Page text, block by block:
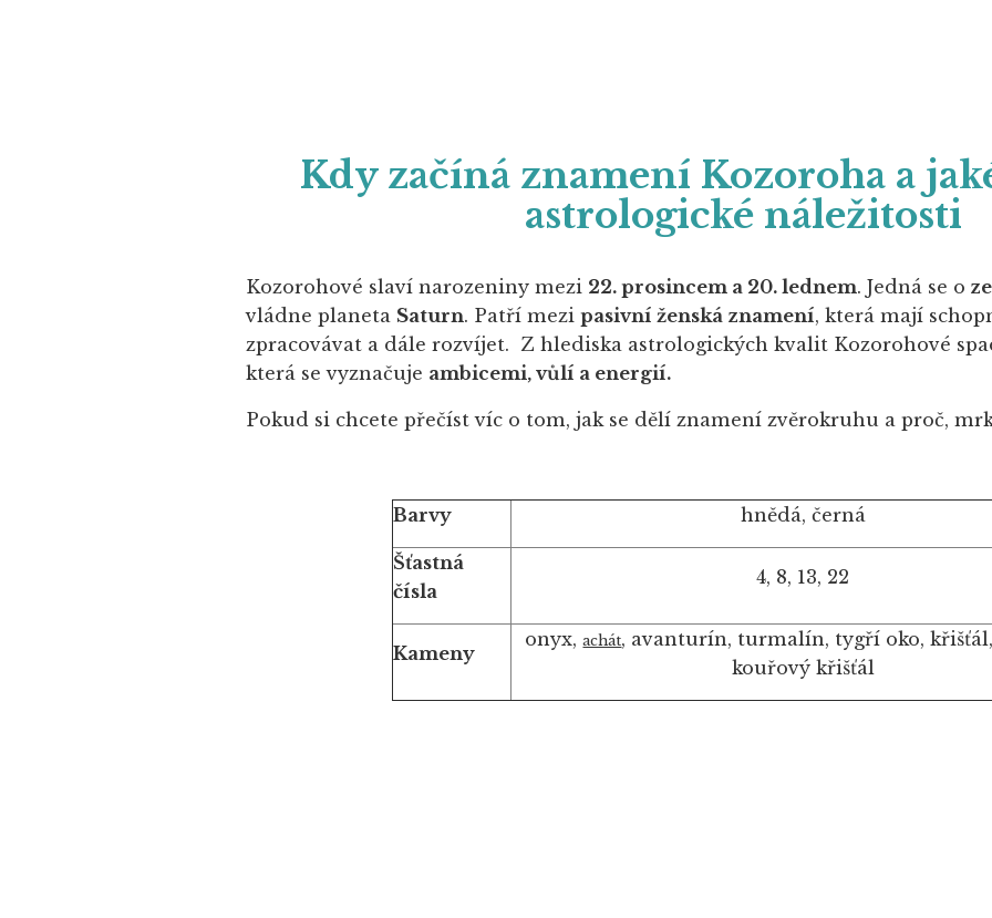
Kdy začíná znamení Kozoroha a
astrologické náležitosti
Kozorohové slaví narozeniny mezi 22. prosincem a 20. lednem. Jedná se o
vládne planeta Saturn. Patří mezi pasivní ženská znamení, která mají
zpracovávat a dále rozvíjet. Z hlediska astrologických kvalit Kozorohové
která se vyznačuje ambicemi, vůlí a energií.
Pokud si chcete přečíst víc o tom, jak se dělí znamení zvěrokruhu a proč,
Barvy hnědá, černá
Šťastná
čísla
4, 8, 13, 22
Kameny
onyx,achát, avanturín, turmalín, tygří oko,
kouřový křišťál